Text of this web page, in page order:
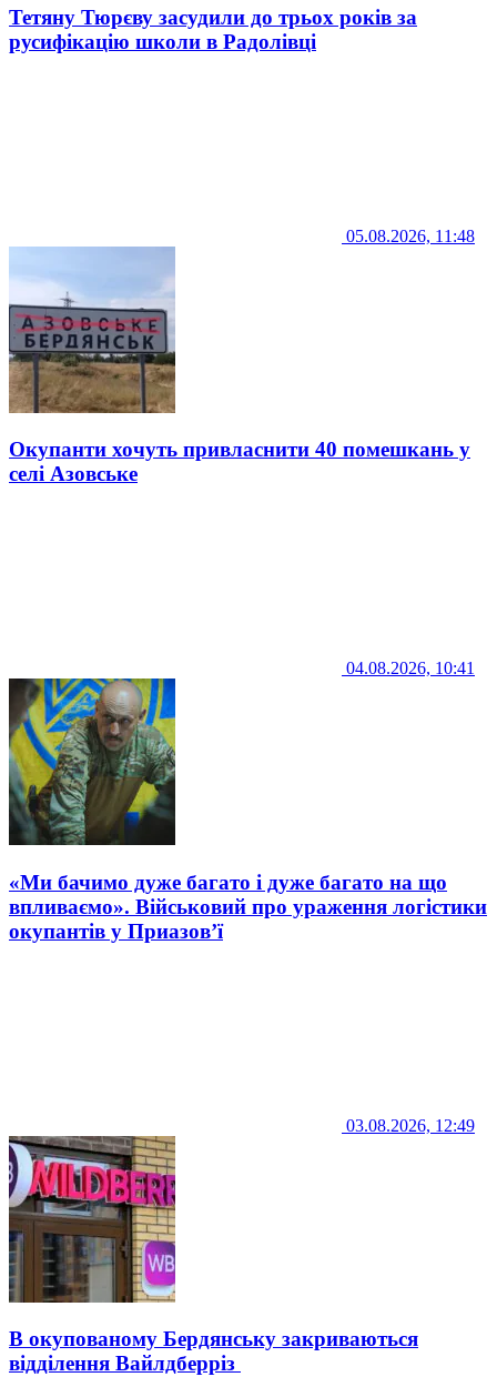
Тетяну Тюрєву засудили до трьох років за
русифікацію школи в Радолівці
05.08.2026, 11:48
Окупанти хочуть привласнити 40 помешкань у
селі Азовське
04.08.2026, 10:41
«Ми бачимо дуже багато і дуже багато на що
впливаємо». Військовий про ураження логістики
окупантів у Приазов’ї
03.08.2026, 12:49
В окупованому Бердянську закриваються
відділення Вайлдберріз